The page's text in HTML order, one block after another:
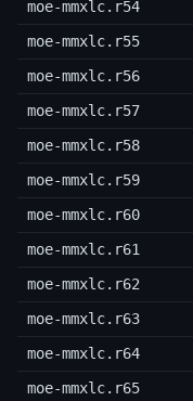
moe-mmxlc.r54
moe-mmxlc.r55
moe-mmxlc.r56
moe-mmxlc.r57
moe-mmxlc.r58
moe-mmxlc.r59
moe-mmxlc.r60
moe-mmxlc.r61
moe-mmxlc.r62
moe-mmxlc.r63
moe-mmxlc.r64
moe-mmxlc.r65